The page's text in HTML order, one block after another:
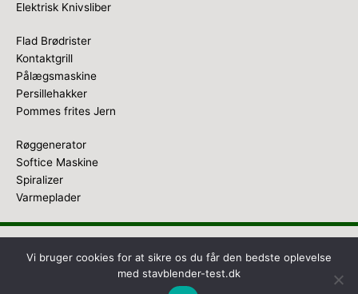
Elektrisk Knivsliber
Flad Brødrister
Kontaktgrill
Pålægsmaskine
Persillehakker
Pommes frites Jern
Røggenerator
Softice Maskine
Spiralizer
Varmeplader
Copyright © 2026 Stavblender Test
Vi bruger cookies for at sikre os du får den bedste oplevelse
med stavblender-test.dk